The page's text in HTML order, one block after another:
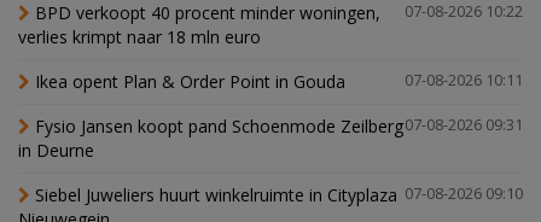
07-08-2026 10:22
BPD verkoopt 40 procent minder woningen,
verlies krimpt naar 18 mln euro
07-08-2026 10:11
Ikea opent Plan & Order Point in Gouda
07-08-2026 09:31
Fysio Jansen koopt pand Schoenmode Zeilberg
in Deurne
07-08-2026 09:10
Siebel Juweliers huurt winkelruimte in Cityplaza